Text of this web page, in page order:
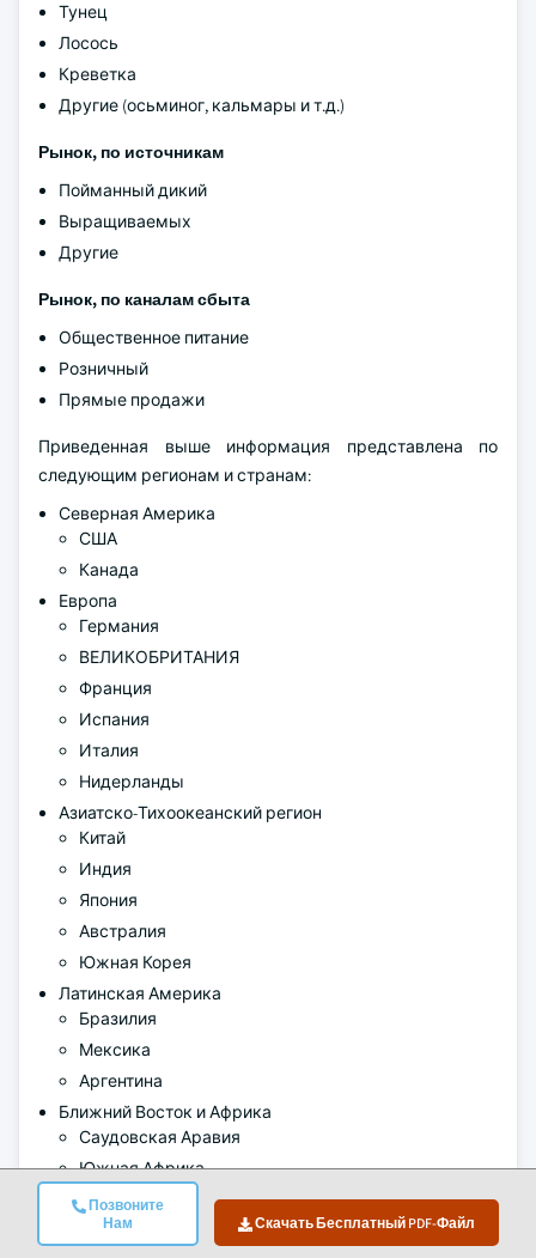
Позвоните
Нам
Скачать Бесплатный PDF-Файл
Тунец
Лосось
Креветка
Другие (осьминог, кальмары и т.д.)
Рынок, по источникам
Пойманный дикий
Выращиваемых
Другие
Рынок, по каналам сбыта
Общественное питание
Розничный
Прямые продажи
Приведенная выше информация представлена по
следующим регионам и странам:
Северная Америка
США
Канада
Европа
Германия
ВЕЛИКОБРИТАНИЯ
Франция
Испания
Италия
Нидерланды
Азиатско-Тихоокеанский регион
Китай
Индия
Япония
Австралия
Южная Корея
Латинская Америка
Бразилия
Мексика
Аргентина
Ближний Восток и Африка
Саудовская Аравия
Южная Африка
ОАЭ
Авторы:Kiran Pulidindi , Kunal Ahuja